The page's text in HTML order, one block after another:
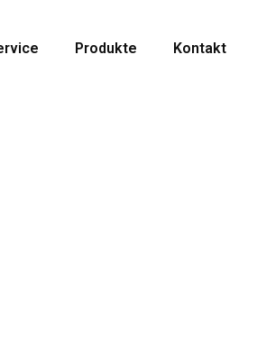
Produkte Kontakt